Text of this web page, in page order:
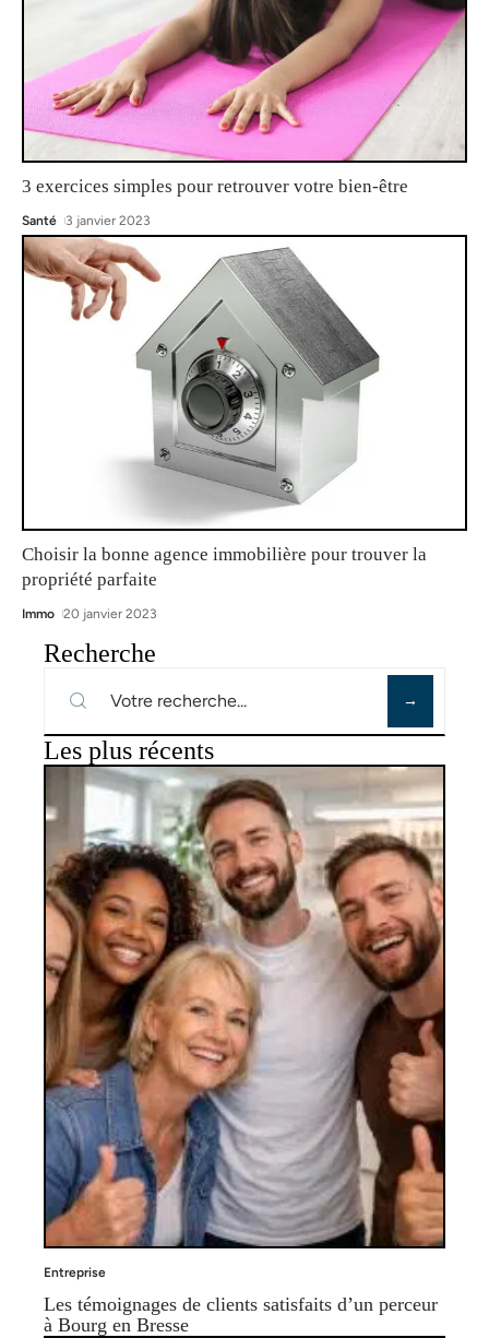
3 exercices simples pour retrouver votre bien-être
Santé 3 janvier 2023
Choisir la bonne agence immobilière pour trouver la
propriété parfaite
Immo 20 janvier 2023
Recherche
Les plus récents
Entreprise
Les témoignages de clients satisfaits d’un perceur
à Bourg en Bresse